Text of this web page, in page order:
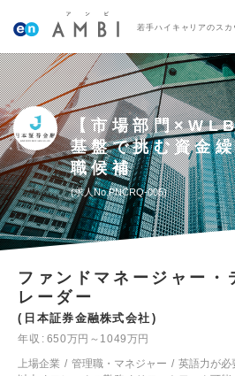
若手ハイキャリアのスカ
【市場部門
基盤で挑む資金
職候補
求人No.PNCRQ-005
ファンドマネージャー・
レーダー
日本証券金融株式会社
年収
650万円～1049万円
上場企業
管理職・マネジャー 英語力が必